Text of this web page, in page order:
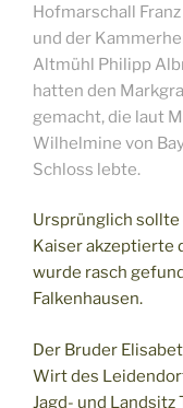
Hofmarschall
und der
Altmühl Philipp
hatten den
gemacht, die laut
Wilhelmine von
Schloss lebte.
Ursprünglich sollte
Kaiser akzeptierte
wurde rasch
Falkenhausen.
Der Bruder
Wirt des
Jagd- und Landsitz